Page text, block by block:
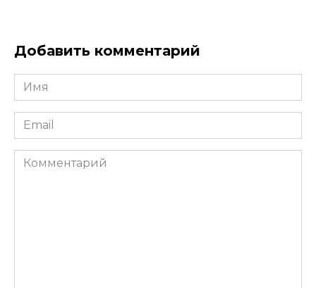
Добавить комментарий
Имя
*
Email
*
Комментарий